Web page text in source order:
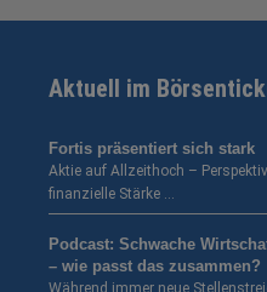
Aktuell im
Fortis präsentiert sich stark
Aktie auf Allzeithoch –
finanzielle Stärke …
Podcast: Schwache
– wie passt das zusammen?
Während immer neue